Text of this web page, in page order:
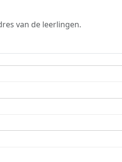
van de leerlingen.